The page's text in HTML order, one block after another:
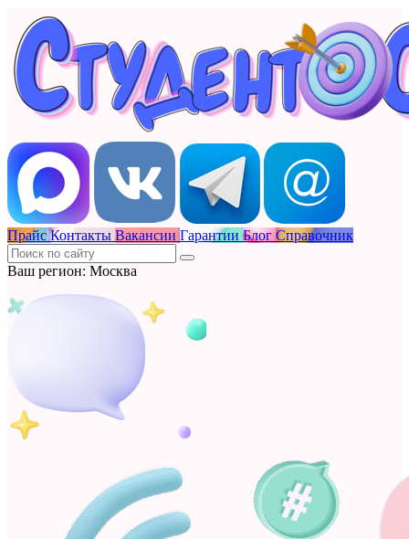
Прайс Контакты Вакансии Гарантии Блог Справочник
Ваш регион: Москва